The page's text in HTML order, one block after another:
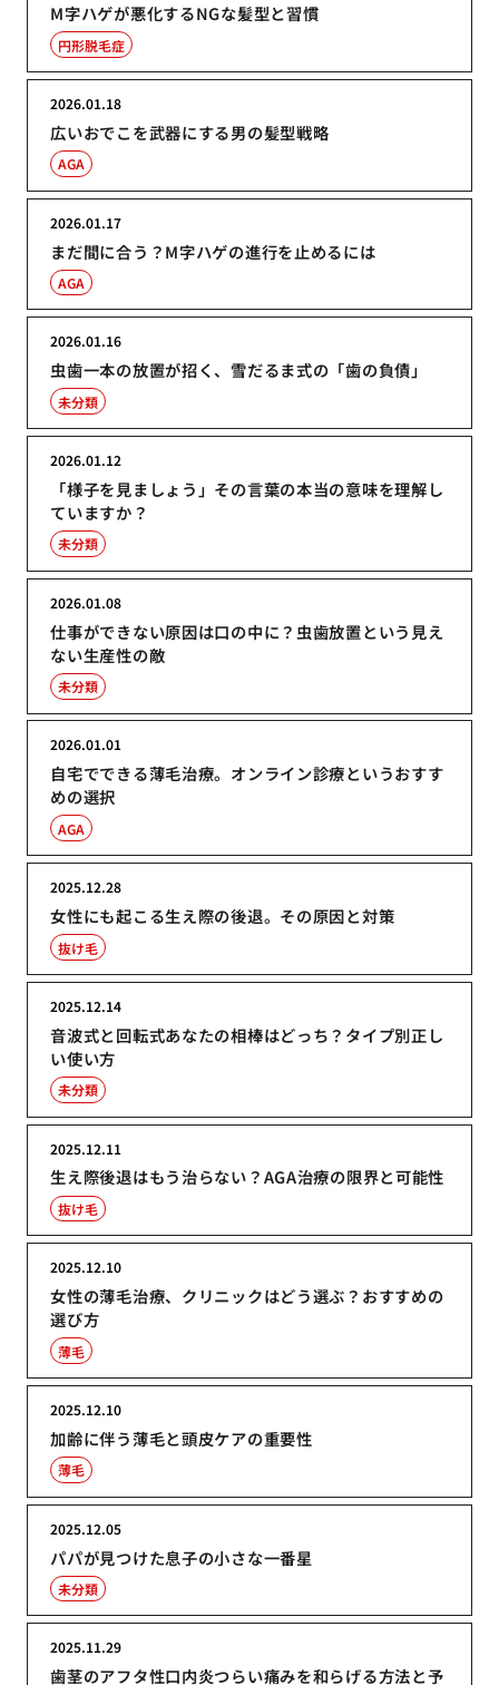
M字ハゲが悪化するNGな髪型と習慣
円形脱毛症
広いおでこを武器にする男の髪型戦略
2026.01.18
AGA
まだ間に合う？M字ハゲの進行を止めるには
2026.01.17
AGA
虫歯一本の放置が招く、雪だるま式の「歯の負債」
2026.01.16
未分類
「様子を見ましょう」その言葉の本当の意味を理解し
ていますか？
2026.01.12
未分類
仕事ができない原因は口の中に？虫歯放置という見え
ない生産性の敵
2026.01.08
未分類
自宅でできる薄毛治療。オンライン診療というおすす
めの選択
2026.01.01
AGA
女性にも起こる生え際の後退。その原因と対策
2025.12.28
抜け毛
音波式と回転式あなたの相棒はどっち？タイプ別正し
い使い方
2025.12.14
未分類
生え際後退はもう治らない？AGA治療の限界と可能性
2025.12.11
抜け毛
女性の薄毛治療、クリニックはどう選ぶ？おすすめの
選び方
2025.12.10
薄毛
加齢に伴う薄毛と頭皮ケアの重要性
2025.12.10
薄毛
パパが見つけた息子の小さな一番星
2025.12.05
未分類
歯茎のアフタ性口内炎つらい痛みを和らげる方法と予
2025.11.29